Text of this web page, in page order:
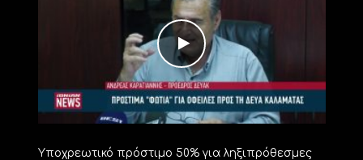
Υποχρεωτικό πρόστιμο 50% για ληξιπρόθεσμες